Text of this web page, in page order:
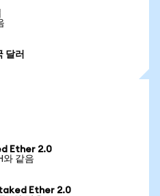
달러
Ether 2.0
와 같음
Ether 2.0